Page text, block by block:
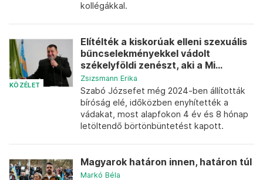
kollégákkal.
KÖZÉLET
Elítélték a kiskorúak elleni szexuális
bűncselekményekkel vádolt
székelyföldi zenészt, aki a Mi...
Zsizsmann Erika
Szabó Józsefet még 2024-ben állították
bíróság elé, időközben enyhítették a
vádakat, most alapfokon 4 év és 8 hónap
letöltendő börtönbüntetést kapott.
Magyarok határon innen, határon túl
Markó Béla